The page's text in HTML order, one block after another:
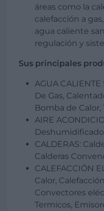
áreas como la
calefacción a
agua caliente
regulación y
Sus principales
AGUA
De Gas,
Bomba de Calor,
AIRE
CALDERAS:
Calderas
CALEFACCIÓN
Calor,
Convectores
Termicos,